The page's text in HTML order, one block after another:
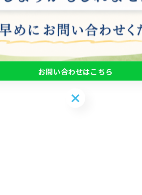
お問い合わせはこちら
お問い合わせはこちら